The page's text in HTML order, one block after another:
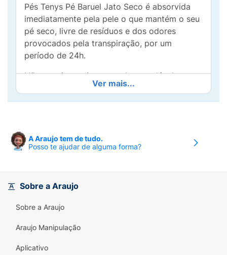
Pés Tenys Pé Baruel Jato Seco é absorvida
imediatamente pela pele o que mantém o seu
pé seco, livre de resíduos e dos odores
provocados pela transpiração, por um
período de 24h.
Não conviva mais com o desagradável
“chulé”. Use o Desodorante Para os Pés Tenys
Pé Baruel Jato Seco e não sinta mais
Ver mais...
A Araujo tem de tudo.
Posso te ajudar de alguma forma?
Sobre a Araujo
Sobre a Araujo
Araujo Manipulação
Aplicativo